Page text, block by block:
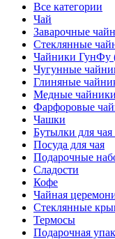
Все категории
Чай
Заварочные
Стеклянные
Чайники ГунФу
Чугунные
Глиняные
Медные чайники
Фарфоровые
Чашки
Бутылки для
Посуда для чая
Подарочные
Сладости
Кофе
Чайная
Стеклянные
Термосы
Подарочная